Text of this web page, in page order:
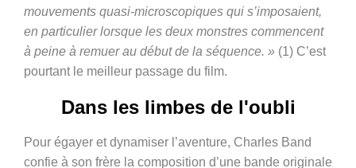
mouvements quasi-microscopiques qui s’imposaient,
en particulier lorsque les deux monstres commencent
à peine à remuer au début de la séquence. » (1) C’est
pourtant le meilleur passage du film.
Dans les limbes de l'oubli
Pour égayer et dynamiser l’aventure, Charles Band
confie à son frère la composition d’une bande originale